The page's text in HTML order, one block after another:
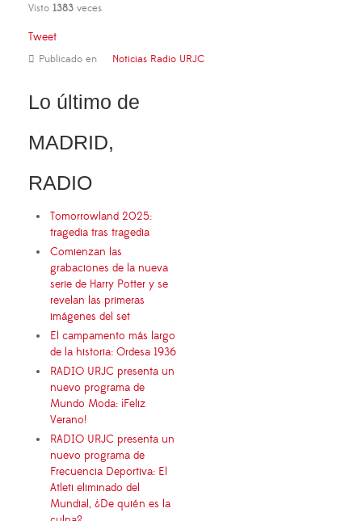
Visto 1383 veces
Tweet
Publicado en Noticias Radio URJC
Lo último de
MADRID,
RADIO
Tomorrowland 2025:
tragedia tras tragedia
Comienzan las
grabaciones de la nueva
serie de Harry Potter y se
revelan las primeras
imágenes del set
El campamento más largo
de la historia: Ordesa 1936
RADIO URJC presenta un
nuevo programa de
Mundo Moda: ¡Feliz
Verano!
RADIO URJC presenta un
nuevo programa de
Frecuencia Deportiva: El
Atleti eliminado del
Mundial, ¿De quién es la